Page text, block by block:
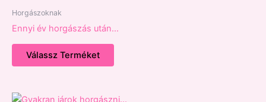
Horgászoknak
Ennyi év horgászás után…
Válassz Terméket